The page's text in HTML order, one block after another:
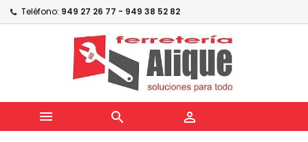
Teléfono: 949 27 26 77 - 949 38 52 82
  